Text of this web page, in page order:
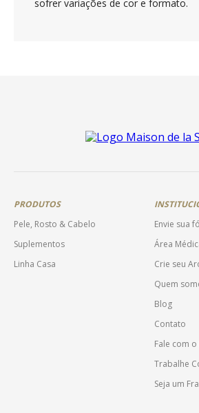
sofrer variações de cor e formato.
PRODUTOS
Pele, Rosto & Cabelo
Suplementos
Linha Casa
Envie sua
Área
Crie seu
Quem
Blog
Contato
Fale com
Trabalhe
Seja um